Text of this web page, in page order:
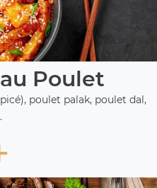
Poulet
poulet palak, poulet dal,